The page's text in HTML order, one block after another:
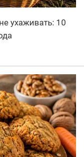
ухаживать: 10